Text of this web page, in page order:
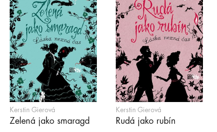
Kerstin Gierová
Zelená jako smaragd
Kerstin Gierová
Rudá jako rubín